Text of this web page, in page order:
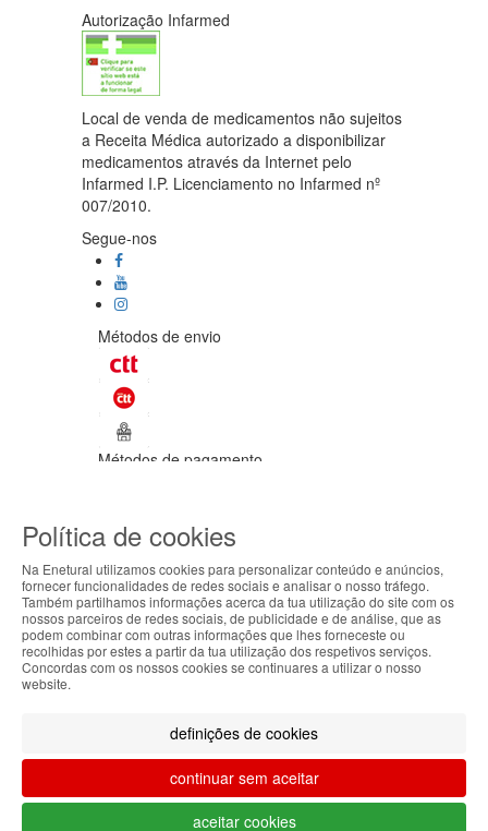
Autorização Infarmed
Local de venda de medicamentos não sujeitos
a Receita Médica autorizado a disponibilizar
medicamentos através da Internet pelo
Infarmed I.P. Licenciamento no Infarmed nº
007/2010.
Segue-nos
Métodos de envio
Métodos de pagamento
Todos os direitos reservados / Salvo
apresentadas são válidas até ao dia 08-
08-2026.
Designed & developed byBsolus
Filtrar por
ABOUT THE COOKIES
Enetural handles information about your visit using
cookies that improve the performance of the
website, facilitate sharing via social networks and
continuing to browse our site, you accept the use of
these cookies. For more information, see our
Privacy and Cookie Policy. You can configure your
preferences in Cookie settings.
O teu carrinho está vazio.
Política de cookies
Na Enetural utilizamos cookies para personalizar conteúdo e anúncios,
fornecer funcionalidades de redes sociais e analisar o nosso tráfego.
Também partilhamos informações acerca da tua utilização do site com os
nossos parceiros de redes sociais, de publicidade e de análise, que as
podem combinar com outras informações que lhes forneceste ou
recolhidas por estes a partir da tua utilização dos respetivos serviços.
Concordas com os nossos cookies se continuares a utilizar o nosso
website.
definições de cookies
continuar sem aceitar
aceitar cookies